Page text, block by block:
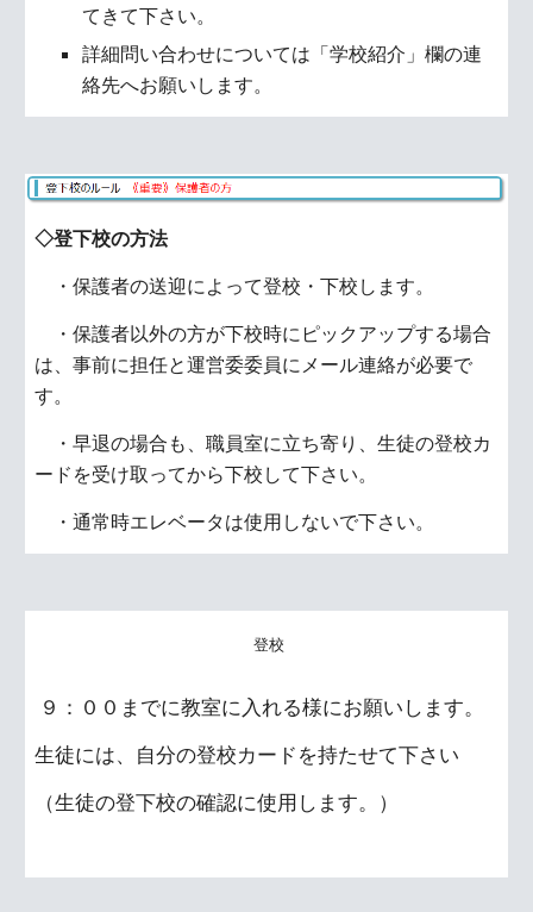
てきて下さい。
詳細問い合わせについては「学校紹介」欄の連
絡先へお願いします。
◇登下校の方法
・保護者の送迎によって登校・下校します。
・保護者以外の方が下校時にピックアップする場合
は、事前に担任と運営委委員にメール連絡が必要で
す。
・早退の場合も、職員室に立ち寄り、生徒の登校カ
ードを受け取ってから下校して下さい。
・通常時エレベータは使用しないで下さい。
登校
９：００までに教室に入れる様にお願いします。
生徒には、自分の登校カードを持たせて下さい
（生徒の登下校の確認に使用します。）